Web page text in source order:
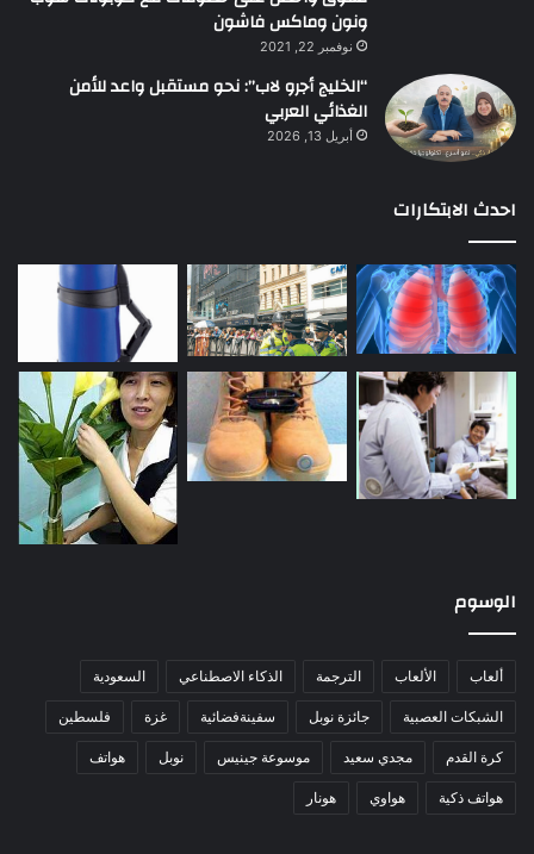
ونون وماكس فاشون
نوفمبر 22, 2021
“الخليج أجرو لاب”: نحو مستقبل واعد للأمن
الغذائي العربي
أبريل 13, 2026
احدث الابتكارات
الوسوم
ألعاب الألعاب الترجمة الذكاء الاصطناعي السعودية
الشبكات العصبية جائزة نوبل سفينةفضائية غزة فلسطين
كرة القدم مجدي سعيد موسوعة جينيس نوبل هواتف
هواتف ذكية هواوي هونار